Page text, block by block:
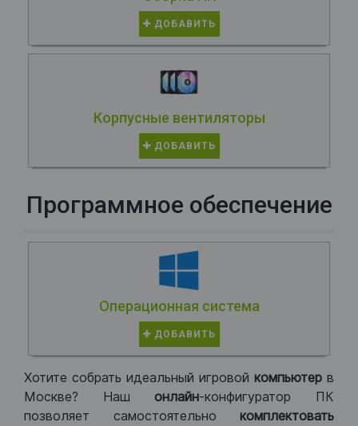
ДОБАВИТЬ
Корпусные вентиляторы
ДОБАВИТЬ
Программное обеспечение
Операционная система
ДОБАВИТЬ
Хотите собрать идеальный игровой компьютер в
Москве? Нашонлайн-конфигуратор ПК
позволяет самостоятельно комплектовать